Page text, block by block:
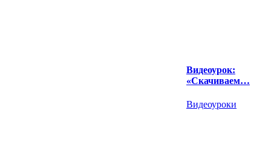
Видеоурок:
«Скачиваем…
Видеоуроки